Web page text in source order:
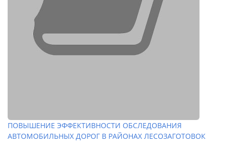
ПОВЫШЕНИЕ ЭФФЕКТИВНОСТИ ОБСЛЕДОВАНИЯ
АВТОМОБИЛЬНЫХ ДОРОГ В РАЙОНАХ ЛЕСОЗАГОТОВОК